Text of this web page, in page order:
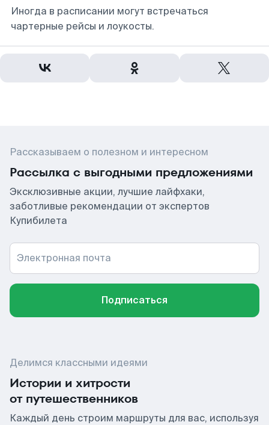
Иногда в расписании могут встречаться
чартерные рейсы и лоукосты.
Рассказываем о полезном и интересном
Рассылка с выгодными предложениями
Эксклюзивные акции, лучшие лайфхаки,
заботливые рекомендации от экспертов
Купибилета
Электронная почта
Подписаться
Делимся классными идеями
Истории и хитрости
от путешественников
Каждый день строим маршруты для вас, используя